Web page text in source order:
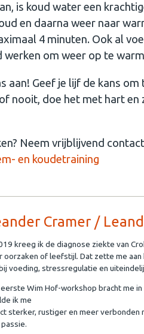
is koud water een
en daarna weer naar
4 minuten. Ook al
om weer op te
aan! Geef je lijf de kans
nooit, doe het met hart
Neem vrijblijvend
en koudetraining
Cramer /
kreeg ik de diagnose ziekte van
oorzaken of leefstijl. Dat zette me
voeding, stressregulatie en
eerste Wim Hof-workshop bracht me
ik me
sterker, rustiger en meer verbonden